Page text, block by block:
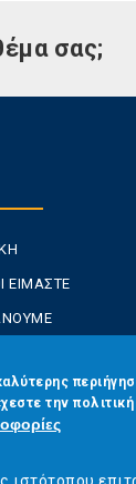
σας;
ΕΙΜΑΣΤΕ
ΜΑΣ
την